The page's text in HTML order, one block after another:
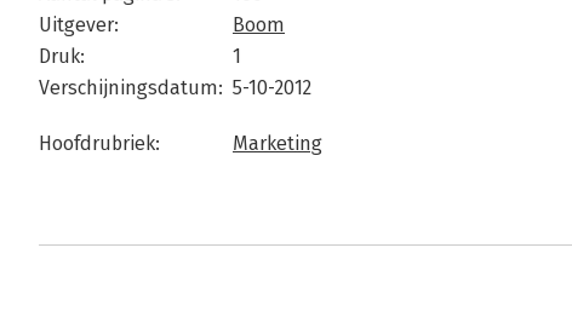
Uitgever:
Boom
Druk:
1
Verschijningsdatum: 5-10-2012
Hoofdrubriek: Marketing